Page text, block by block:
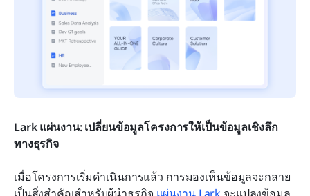
Lark แผ่นงาน: เปลี่ยนข้อมูลโครงการให้เป็นข้อมูลเชิงลึก
ทางธุรกิจ
เมื่อโครงการเริ่มดำเนินการแล้ว การมองเห็นข้อมูลจะกลาย
เป็นสิ่งสำคัญสำหรับผู้นำธุรกิจ แผ่นงาน Lark จะแปลงข้อมูล